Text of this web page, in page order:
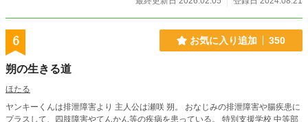
6 お気に入り追加 350
朔の生きる道
ほたる
ヤンキーくんは排泄障害より 主人公は瀬咲 朔。 おなじみの排泄障害や腸疾患に
プラスして、四肢障害やてんかん等の疾病を患っている。 特別支援学校 中等部